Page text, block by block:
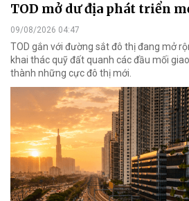
TOD mở dư địa phát triển
09/08/2026 04:47
TOD gắn với đường sắt đô thị đang mở
khai thác quỹ đất quanh các đầu mối
thành những cực đô thị mới.